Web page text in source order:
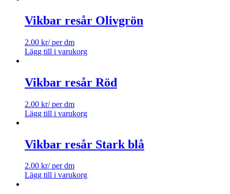
Vikbar resår Olivgrön
2.00 kr/ per dm
Lägg till i varukorg
Vikbar resår Röd
2.00 kr/ per dm
Lägg till i varukorg
Vikbar resår Stark blå
2.00 kr/ per dm
Lägg till i varukorg